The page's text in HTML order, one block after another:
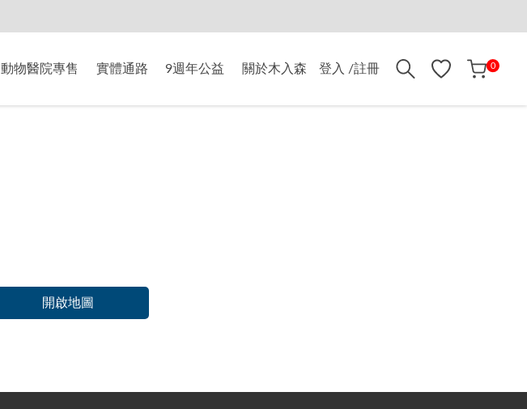
動物醫院專售 實體通路 9週年公益 關於木入森 登入 /註冊 0
開啟地圖